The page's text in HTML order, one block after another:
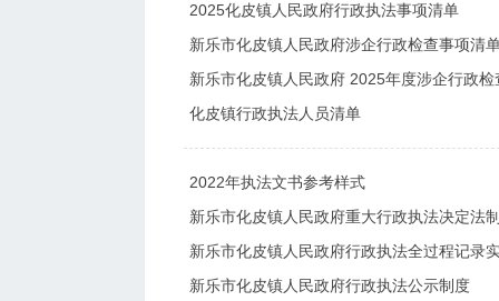
2025化皮镇人民政府行政执法事项清单
新乐市化皮镇人民政府涉企行政检查事项清
新乐市化皮镇人民政府 2025年度涉企行政检
化皮镇行政执法人员清单
2022年执法文书参考样式
新乐市化皮镇人民政府重大行政执法决定法
新乐市化皮镇人民政府行政执法全过程记录
新乐市化皮镇人民政府行政执法公示制度